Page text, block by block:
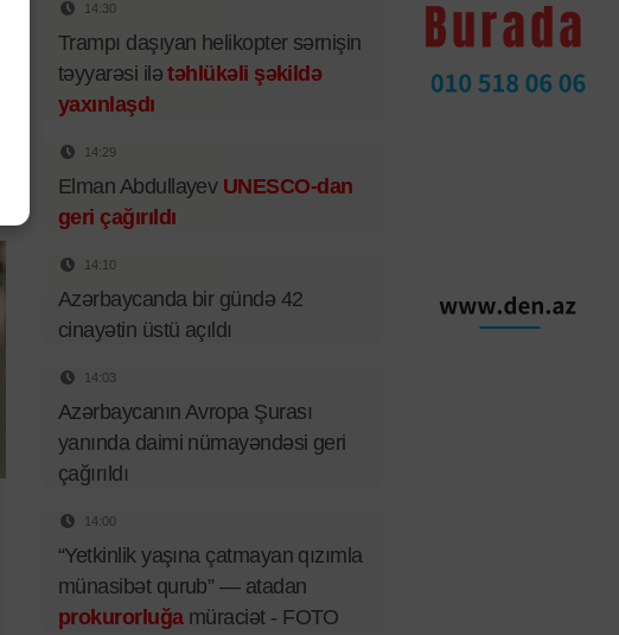
14:30
Trampı daşıyan helikopter sərnişin
təyyarəsi ilətəhlükəli şəkildə
yaxınlaşdı
14:29
Elman Abdullayev UNESCO-dan
geri çağırıldı
14:10
Azərbaycanda bir gündə 42
cinayətin üstü açıldı
14:03
Azərbaycanın Avropa Şurası
yanında daimi nümayəndəsi geri
çağırıldı
14:00
“Yetkinlik yaşına çatmayan qızımla
münasibət qurub” — atadan
prokurorluğamüraciət - FOTO